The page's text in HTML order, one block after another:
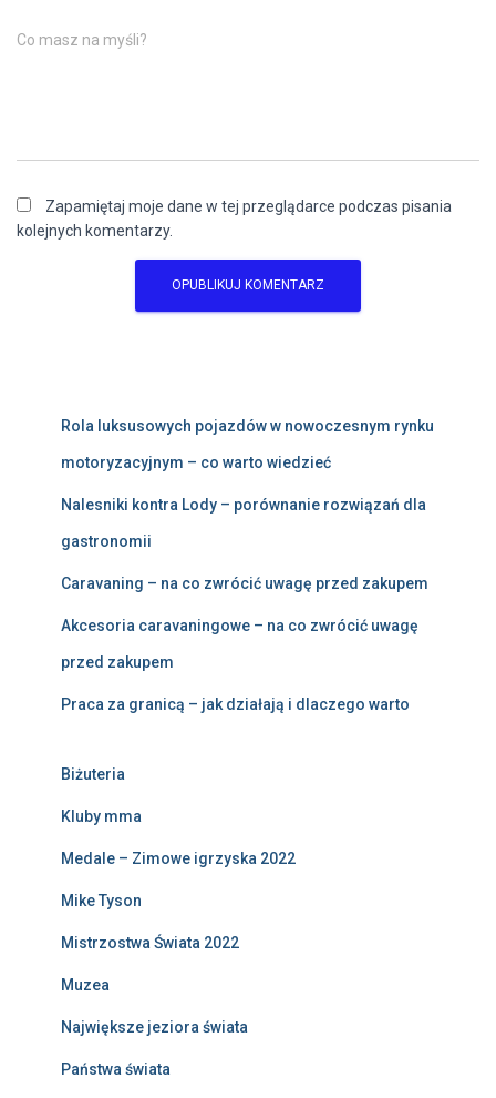
Co masz na myśli?
Zapamiętaj moje dane w tej przeglądarce podczas pisania
kolejnych komentarzy.
Rola luksusowych pojazdów w nowoczesnym rynku
motoryzacyjnym – co warto wiedzieć
Nalesniki kontra Lody – porównanie rozwiązań dla
gastronomii
Caravaning – na co zwrócić uwagę przed zakupem
Akcesoria caravaningowe – na co zwrócić uwagę
przed zakupem
Praca za granicą – jak działają i dlaczego warto
Biżuteria
Kluby mma
Medale – Zimowe igrzyska 2022
Mike Tyson
Mistrzostwa Świata 2022
Muzea
Największe jeziora świata
Państwa świata